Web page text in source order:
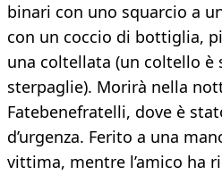
binari con uno squarcio a
con un coccio di bottiglia,
una coltellata (un coltello
sterpaglie). Morirà nella
Fatebenefratelli, dove è
d’urgenza. Ferito a una
vittima, mentre l’amico ha